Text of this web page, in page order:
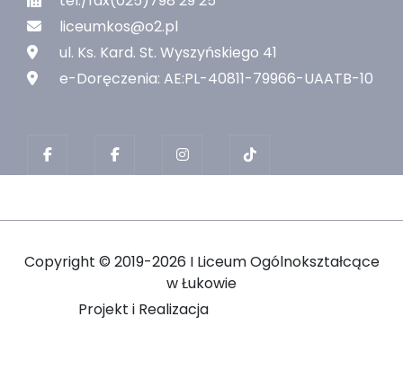
liceumkos@o2.pl
ul. Ks. Kard. St. Wyszyńskiego 41
e-Doręczenia: AE:PL-40811-79966-UAATB-10
Copyright © 2019-2026 I Liceum Ogólnokształcące
w Łukowie
Projekt i Realizacja